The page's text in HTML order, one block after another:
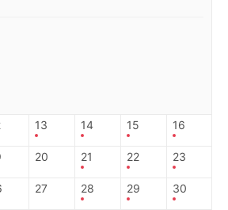
13 14 15 16
20 21 22 23
27 28 29 30